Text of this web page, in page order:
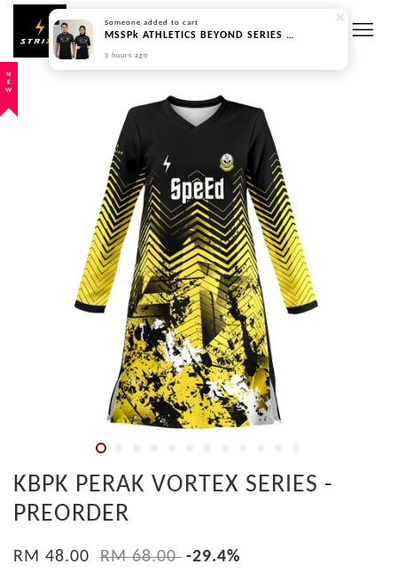
NEW
KBPK PERAK VORTEX SERIES -
PREORDER
RM 48.00 RM 68.00 -29.4%
Someone added to cart
MSSPk ATHLETICS BEYOND SERIES - PREORDER
3 hours ago